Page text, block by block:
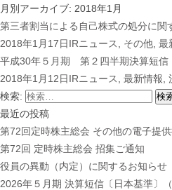
月別アーカイブ: 2018年1月
第三者割当による自己株式の処分に関
2018年1月17日IRニュース その他 最
平成30年５月期 第２四半期決算短信
2018年1月12日IRニュース 最新情報
検索:
最近の投稿
第72回定時株主総会 その他の電子提
第72回 定時株主総会 招集ご通知
役員の異動（内定）に関するお知らせ
2026年５月期 決算短信〔日本基準〕（